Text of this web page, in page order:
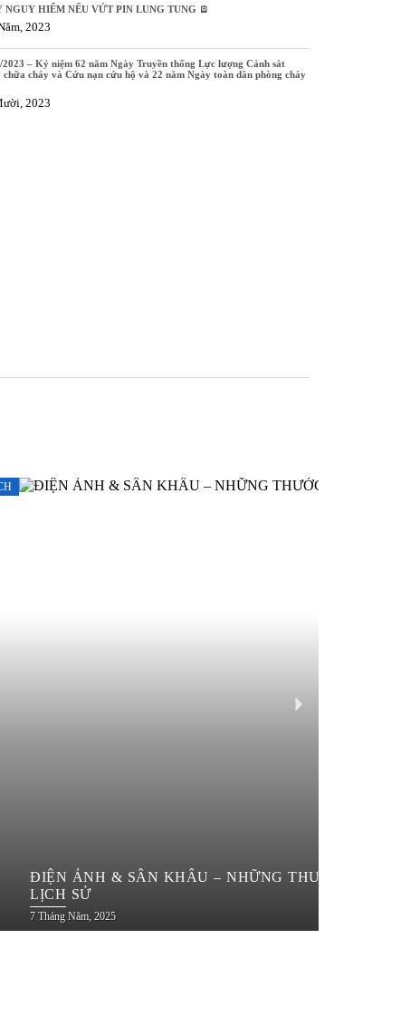
NGUY HIỂM NẾU VỨT PIN LUNG TUNG 🪫
2023
2023 – Kỷ niệm 62 năm Ngày Truyền thống Lực lượng Cảnh sát
chữa cháy và Cứu nạn cứu hộ và 22 năm Ngày toàn dân phòng cháy
2023
ĐIỆN ẢNH & SÂN KHẤU – NHỮNG THƯỚC PHIM,
LỊCH SỬ
7 Tháng Năm, 2025